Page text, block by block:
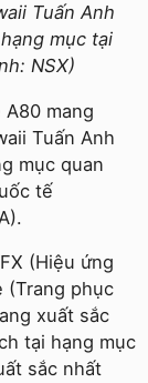
Tuấn Anh
mục tại
NSX)
mang
Tuấn Anh
mục quan
tế
(Hiệu ứng
(Trang phục
xuất sắc
tại hạng mục
sắc nhất